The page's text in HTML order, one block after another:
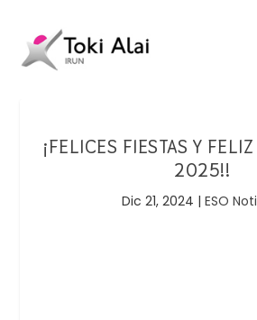
¡FELICES FIESTAS Y
2025!!
Dic 21, 2024 | ESO